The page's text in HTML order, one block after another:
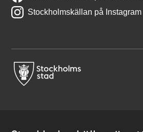
Stockholmskällan på Instagram